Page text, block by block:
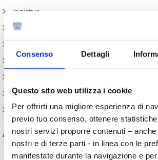
Consenso Dettagli
Questo sito web utilizza i cookie
Per offrirti una migliore esperienza di
previo tuo consenso, ottenere statistiche
nostri servizi proporre contenuti – anche
nostri e di terze parti - in linea con le
manifestate durante la navigazione e
Iniziative
Webinar
Memorandum of Understanding
Contatti utili
FAQ
Archivio